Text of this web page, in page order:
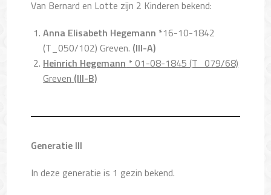
Van Bernard en Lotte zijn 2 Kinderen bekend:
Anna Elisabeth Hegemann *16-10-1842
(T_050/102) Greven. (III-A)
Heinrich Hegemann * 01-08-1845 (T_079/68)
Greven (III-B)
Generatie III
In deze generatie is 1 gezin bekend.